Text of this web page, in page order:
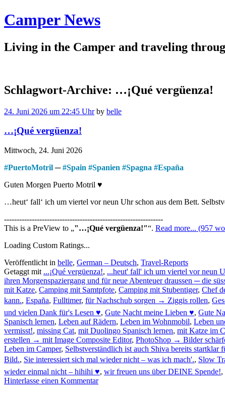
Camper News
Living in the Camper and traveling
Schlagwort-Archive: …¡Qué vergüenza!
24. Juni 2026 um 22:45 Uhr by belle
…¡Qué vergüenza!
Mittwoch, 24. Juni 2026
#PuertoMotril ─#Spain #Spanien #Spagna #España
Guten Morgen Puerto Motril ♥
…heut‘ fall‘ ich um viertel vor neun Uhr schon aus dem Bett.
---------------------------------------------------------------
This is a PreView to
"…¡Qué vergüenza!" . Read more... (957
Loading Custom Ratings...
Veröffentlicht in belle, German – Deutsch, Travel-Reports
Getaggt mit ...¡Qué vergüenza!, ...heut' fall' ich um viertel vor neun
ihren Morgenspaziergang und für neue Abenteuer draussen ─ die
mit Katze, Camping mit Samtpfote, Camping mit Stubentiger, Chef
kann., España, Fulltimer, für Nachschub sorgen → Ziggis rollen,
und vielen Dank für's Lesen ♥, Gute Nacht meine Lieben ♥, Gute
Spanisch lernen, Leben auf Rädern, Leben im Wohnmobil, Leben
vermisst!, missing Cat, mit Duolingo Spanisch lernen, mit Katze im
erstellen → mit Image Composite Editor, PhotoShop → Bilder
Leben im Camper, Selbstverständlich ist auch Shiva bereits
Bild., Sie interessiert sich mal wieder nicht – was ich mach'., Slow
wieder einmal nicht – hihihi ♥, wir freuen uns über DEINE Spende!,
Hinterlasse einen Kommentar